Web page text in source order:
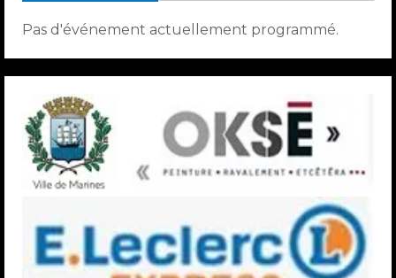
Pas d'événement actuellement programmé.